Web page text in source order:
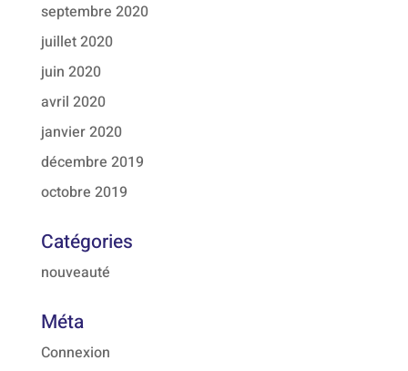
septembre 2020
juillet 2020
juin 2020
avril 2020
janvier 2020
décembre 2019
octobre 2019
Catégories
nouveauté
Méta
Connexion